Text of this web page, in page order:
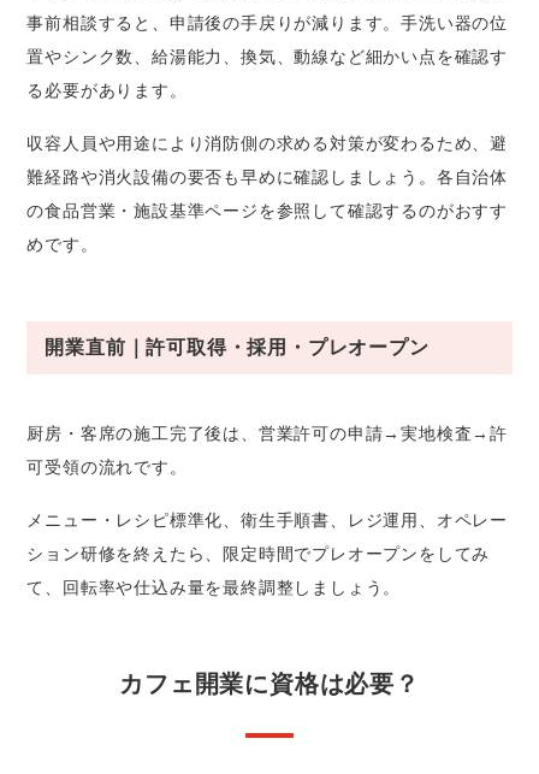
事前相談すると、申請後の手戻りが減ります。手洗い器の位
置やシンク数、給湯能力、換気、動線など細かい点を確認す
る必要があります。
収容人員や用途により消防側の求める対策が変わるため、避
難経路や消火設備の要否も早めに確認しましょう。各自治体
の食品営業・施設基準ページを参照して確認するのがおすす
めです。
開業直前｜許可取得・採用・プレオープン
厨房・客席の施工完了後は、営業許可の申請→実地検査→許
可受領の流れです。
メニュー・レシピ標準化、衛生手順書、レジ運用、オペレー
ション研修を終えたら、限定時間でプレオープンをしてみ
て、回転率や仕込み量を最終調整しましょう。
カフェ開業に資格は必要？